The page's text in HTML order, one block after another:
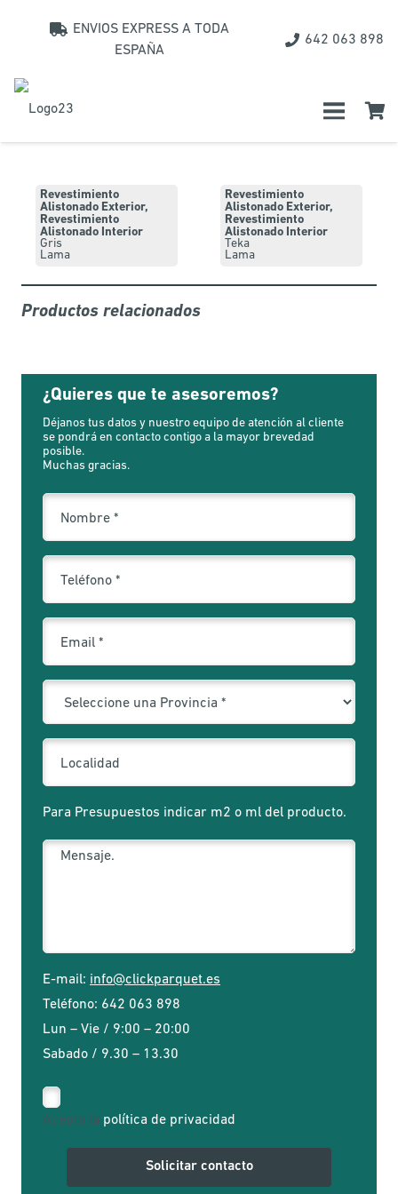
ENVIOS EXPRESS A TODA
ESPAÑA
642 063 898
Revestimiento
Alistonado Exterior,
Revestimiento
Alistonado Interior
Gris
Lama
Revestimiento
Alistonado Exterior,
Revestimiento
Alistonado Interior
Teka
Lama
Productos relacionados
¿Quieres que te asesoremos?
Déjanos tus datos y nuestro equipo de atención al cliente
se pondrá en contacto contigo a la mayor brevedad
posible.
Muchas gracias.
Para Presupuestos indicar m2 o ml del producto.
E-mail: info@clickparquet.es
Teléfono: 642 063 898
Lun – Vie / 9:00 – 20:00
Sabado / 9.30 – 13.30
Acepto la política de privacidad